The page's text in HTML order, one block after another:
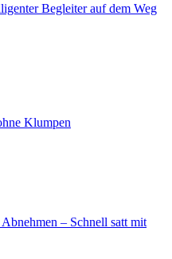
Begleiter auf dem Weg
Klumpen
– Schnell satt mit